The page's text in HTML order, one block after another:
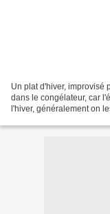
Un plat d'hiver, improvisé
dans le congélateur, car
l'hiver, généralement on